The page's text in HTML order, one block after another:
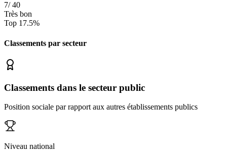
7/40
Très bon
Top 17.5%
Classements par secteur
Classements dans le secteur public
Position sociale par rapport aux autres établissements publics
Niveau national